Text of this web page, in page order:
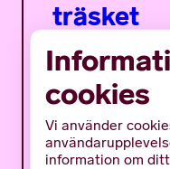
träsket
Det mystiska
för ungdomar
mäktigaste och
det tidigmedeltida
12 JUNI 2026
cookies
Vi använder
information om